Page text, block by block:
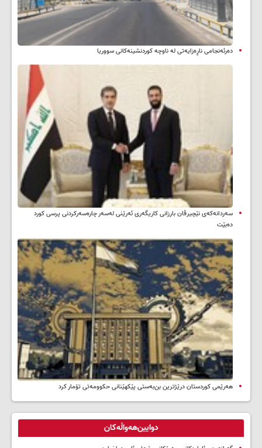
دەرئەنجامی ناڕەزایەتی لە ناوچە کوردنشینەکانی سووریا
سه‌ردانه‌کەی نێچیرڤان بارزانی كاریگه‌ری ئه‌رێنی له‌سه‌ر چاره‌سه‌ركردنی پرسی كورد
ده‌بێت
هەرێمی کوردستان درێژترین بن‌بەستی پێکهێنانی حکوومەتی تۆمار کرد
دوایین‌هەواڵەکان